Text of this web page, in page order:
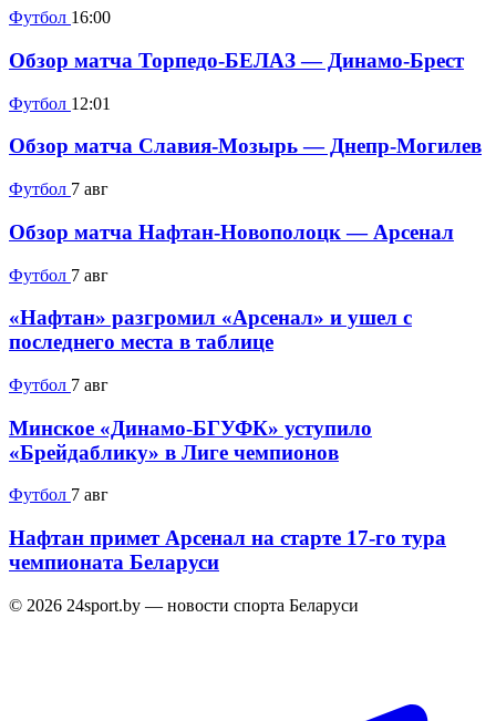
Футбол 16:00
Обзор матча Торпедо-БЕЛАЗ — Динамо-Брест
Футбол 12:01
Обзор матча Славия-Мозырь — Днепр-Могилев
Футбол 7 авг
Обзор матча Нафтан-Новополоцк — Арсенал
Футбол 7 авг
«Нафтан» разгромил «Арсенал» и ушел с
последнего места в таблице
Футбол 7 авг
Минское «Динамо-БГУФК» уступило
«Брейдаблику» в Лиге чемпионов
Футбол 7 авг
Нафтан примет Арсенал на старте 17-го тура
чемпионата Беларуси
© 2026 24sport.by — новости спорта Беларуси